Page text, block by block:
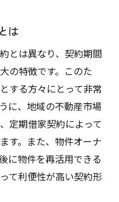
業者の強み
まい選びの基準
相談方法
の重要性
選びのポイント
適な物件探し
た岡山市北区の住
契約の利点
は
とは異なり、契約期間
の特徴です。このた
する方々にとって非常
に、地域の不動産市場
定期借家契約によって
す。また、物件オーナ
に物件を再活用できる
て利便性が高い契約形